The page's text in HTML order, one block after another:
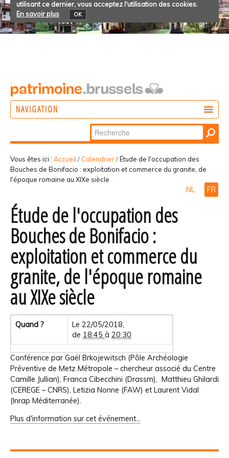
utilisant ce dernier, vous acceptez l'utilisation des cookies.
En savoir plus
OK
NAVIGATION
PARTICIPER
Chercher par
Recherche
avancée…
Vous êtes ici : Accueil / Calendrier/Étude de l'occupation des
Bouches de Bonifacio : exploitation et commerce du granite, de
l'époque romaine au XIXe siècle
NL FR
Étude de l'occupation des
Bouches de Bonifacio :
exploitation et commerce du
granite, de l'époque romaine
au XIXe siècle
Quand ?
Le 22/05/2018,
de 18:45 à20:30
Conférence par Gaël Brkojewitsch (Pôle Archéologie
Préventive de Metz Métropole – chercheur associé du Centre
Camille Jullian), Franca Cibecchini (Drassm), Matthieu Ghilardi
(CEREGE – CNRS), Letizia Nonne (FAW) et Laurent Vidal
(Inrap Méditerranée).
Plus d'information sur cet événement…